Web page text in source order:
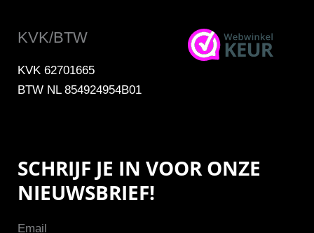
KVK/BTW
KVK 62701665
BTW NL 854924954B01
SCHRIJF JE IN VOOR ONZE
NIEUWSBRIEF!
Email